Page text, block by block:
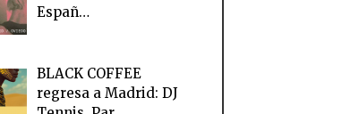
Españ…
BLACK COFFEE
regresa a Madrid: DJ